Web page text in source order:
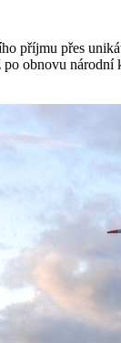
příjmu přes
po obnovu národní